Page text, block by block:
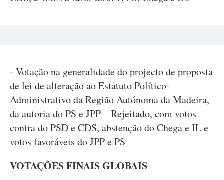
- Votação na generalidade do projecto de proposta
de lei de alteração ao Estatuto Político-
Administrativo da Região Autónoma da Madeira,
da autoria do PS e JPP – Rejeitado, com votos
contra do PSD e CDS, abstenção do Chega e IL e
votos favoráveis do JPP e PS
VOTAÇÕES FINAIS GLOBAIS